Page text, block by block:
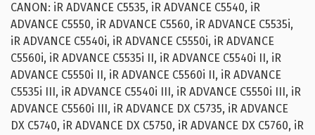
CANON: iR ADVANCE C5535, iR ADVANCE C5540, iR
ADVANCE C5550, iR ADVANCE C5560, iR ADVANCE C5535i,
iR ADVANCE C5540i, iR ADVANCE C5550i, iR ADVANCE
C5560i, iR ADVANCE C5535i II, iR ADVANCE C5540i II, iR
ADVANCE C5550i II, iR ADVANCE C5560i II, iR ADVANCE
C5535i III, iR ADVANCE C5540i III, iR ADVANCE C5550i III, iR
ADVANCE C5560i III, iR ADVANCE DX C5735, iR ADVANCE
DX C5740, iR ADVANCE DX C5750, iR ADVANCE DX C5760, iR